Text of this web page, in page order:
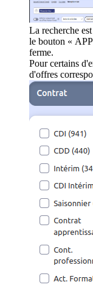
La recherche
le bouton «
ferme.
Pour certains
d'offres